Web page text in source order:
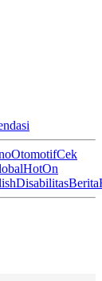
OtomotifCek
HotOn
DisabilitasBerita